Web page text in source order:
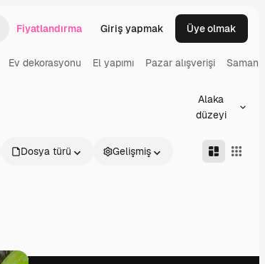
ara
Fiyatlandırma Giriş yapmak Üye olmak
Ev dekorasyonu El yapımı Pazar alışverişi Saman
Alaka
düzeyi
Dosya türü Gelişmiş